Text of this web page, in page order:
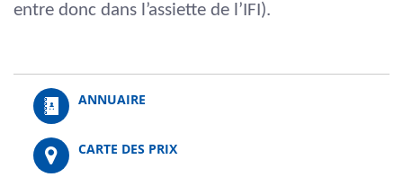
entre donc dans l’assiette de l’IFI).
ANNUAIRE
CARTE DES PRIX